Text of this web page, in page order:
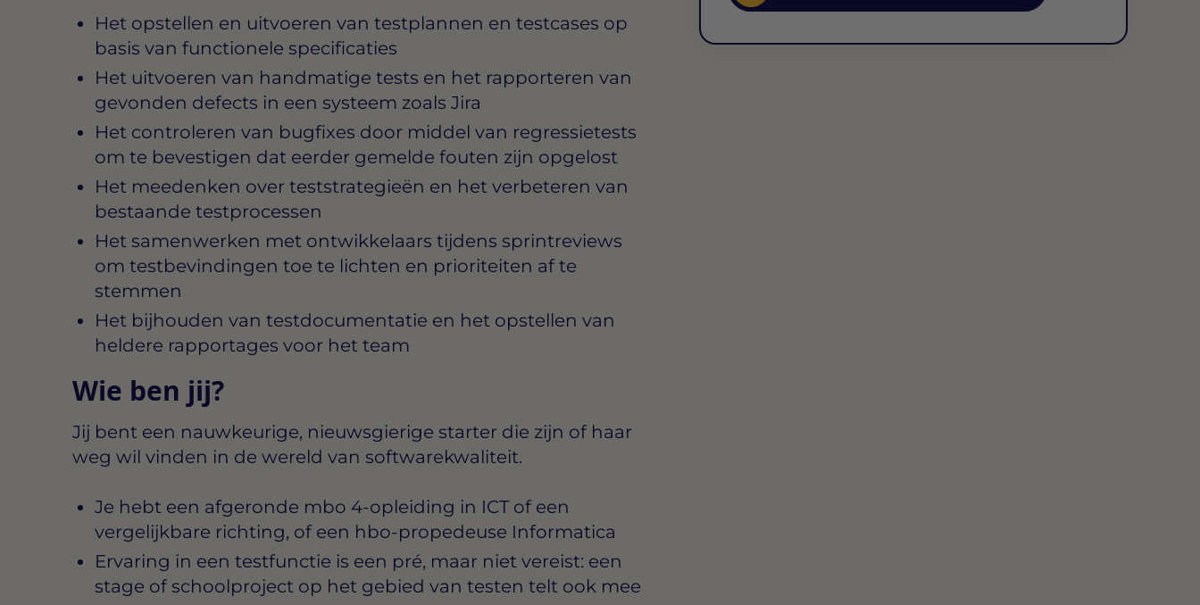
Het opstellen en uitvoeren van testplannen en testcases op
basis van functionele specificaties
Het uitvoeren van handmatige tests en het rapporteren van
gevonden defects in een systeem zoals Jira
Het controleren van bugfixes door middel van regressietests
om te bevestigen dat eerder gemelde fouten zijn opgelost
Het meedenken over teststrategieën en het verbeteren van
bestaande testprocessen
Het samenwerken met ontwikkelaars tijdens sprintreviews
om testbevindingen toe te lichten en prioriteiten af te
stemmen
Het bijhouden van testdocumentatie en het opstellen van
heldere rapportages voor het team
Wie ben jij?
Jij bent een nauwkeurige, nieuwsgierige starter die zijn of haar
weg wil vinden in de wereld van softwarekwaliteit.
Je hebt een afgeronde mbo 4-opleiding in ICT of een
vergelijkbare richting, of een hbo-propedeuse Informatica
Ervaring in een testfunctie is een pré, maar niet vereist: een
stage of schoolproject op het gebied van testen telt ook mee